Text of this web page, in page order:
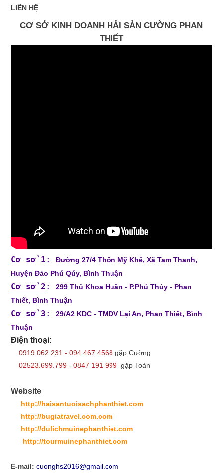
LIÊN HỆ
CƠ SỞ KINH DOANH HẢI SẢN CƯỜNG PHAN
THIẾT
Cơ sở 1 :
Đường 27/4 Thôn Mỹ Khê, Xã Tam Thanh,
Huyện Đảo Phú Qúy, Bình Thuận
Cơ sở 2 :
299 Thủ Khoa Huân - P.Phú Thủy - Phan
Thiết, Bình Thuận
Cơ sở 3 :
29/A2 KDC - TMDV Lại An, Phan Thiết, Bình
Thuận
Điện thoại:
0919 062 231 - 094 467 4568 gặp Cường
02523.699.799 - 0847 191 999gặp Toàn
Website
http://haisantuoisachphanthiet.com
http://bugiatravel.com.com
http://dulichmuinephanthiet.com
http://tourmuinephanthiet.com
E-mail: cuonghs2016@gmail.com